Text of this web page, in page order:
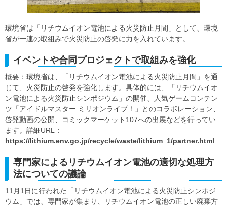
環境省は「リチウムイオン電池による火災防止月間」として、環境
省が一連の取組みで火災防止の啓発に力を入れています。
イベントや合同プロジェクトで取組みを強化
概要：環境省は、「リチウムイオン電池による火災防止月間」を通
じて、火災防止の啓発を強化します。具体的には、「リチウムイオ
ン電池による火災防止シンポジウム」の開催、人気ゲームコンテン
ツ「アイドルマスター ミリオンライブ！」とのコラボレーション、
啓発動画の公開、コミックマーケット107への出展などを行ってい
ます。詳細URL：
https://lithium.env.go.jp/recycle/waste/lithium_1/partner.html
専門家によるリチウムイオン電池の適切な処理方
法についての議論
11月1日に行われた「リチウムイオン電池による火災防止シンポジ
ウム」では、専門家が集まり、リチウムイオン電池の正しい廃棄方